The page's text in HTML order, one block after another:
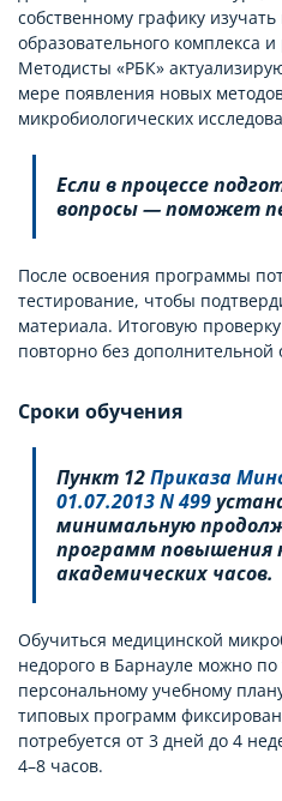
собственному графику
образовательного комплекса и
Методисты «РБК»
мере появления новых
микробиологических
Если в процессе
вопросы — поможет
После освоения программы
тестирование, чтобы
материала. Итоговую
повторно без дополнительной
Сроки обучения
Пункт 12Приказа
01.07.2013 N 499
минимальную
программ повышения
академических часов.
Обучиться медицинской
недорого в Барнауле можно
персональному учебному
типовых программ
потребуется от 3 дней до 4
4–8 часов.